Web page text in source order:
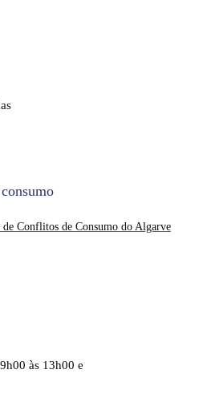
Conflitos de Consumo do Algarve
às 13h00 e